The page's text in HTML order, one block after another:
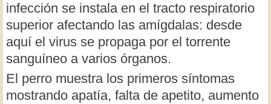
infección se instala en el tracto respiratorio
superior afectando las amígdalas: desde
aquí el virus se propaga por el torrente
sanguíneo a varios órganos.
El perro muestra los primeros síntomas
mostrando apatía, falta de apetito, aumento